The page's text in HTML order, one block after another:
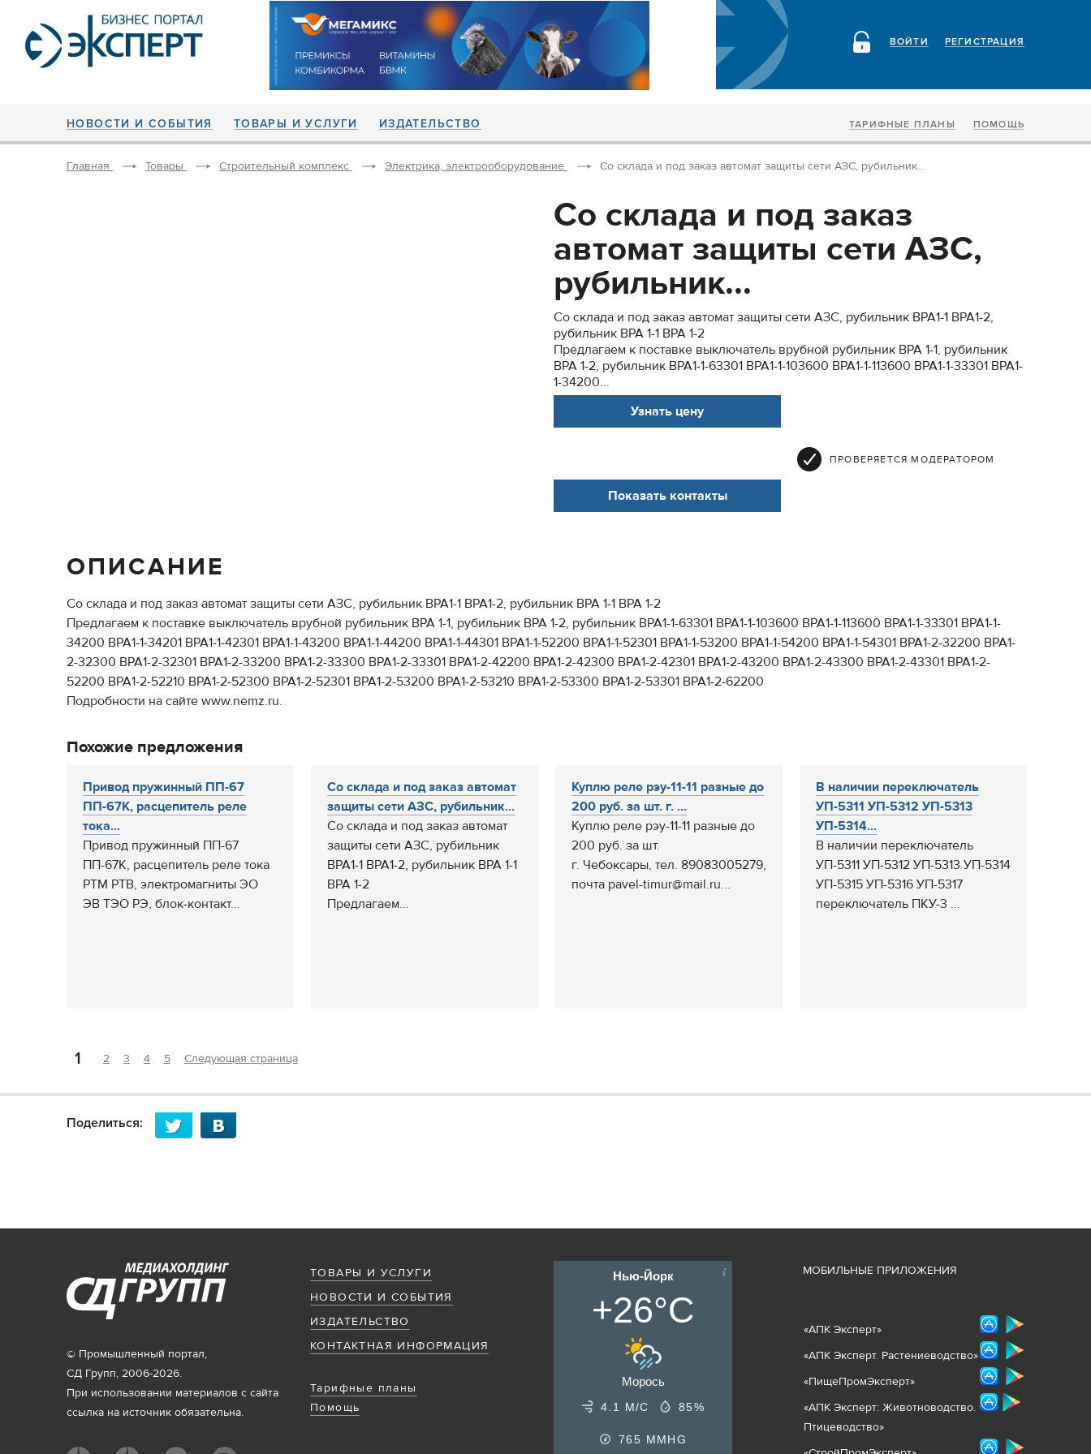
РЕГИСТРАЦИЯ
ВОЙТИ
НОВОСТИ И СОБЫТИЯ ТОВАРЫ И УСЛУГИ ИЗДАТЕЛЬСТВО ТАРИФНЫЕ ПЛАНЫ ПОМОЩЬ
Главная Товары Строительный комплекс Электрика, электрооборудование Со склада и под заказ автомат защиты сети АЗС, рубильник...
Со склада и под заказ
автомат защиты сети АЗС,
рубильник...
Со склада и под заказ автомат защиты сети АЗС, рубильник ВРА1-1 ВРА1-2,
рубильник ВРА 1-1 ВРА 1-2
Предлагаем к поставке выключатель врубной рубильник ВРА 1-1, рубильник
ВРА 1-2, рубильник ВРА1-1-63301 ВРА1-1-103600 ВРА1-1-113600 ВРА1-1-33301 ВРА1-
1-34200...
Узнать цену
ПРОВЕРЯЕТСЯ МОДЕРАТОРОМ
Показать контакты
ОПИСАНИЕ
Со склада и под заказ автомат защиты сети АЗС, рубильник ВРА1-1 ВРА1-2, рубильник ВРА 1-1 ВРА 1-2
Предлагаем к поставке выключатель врубной рубильник ВРА 1-1, рубильник ВРА 1-2, рубильник ВРА1-1-63301 ВРА1-1-103600 ВРА1-1-113600 ВРА1-1-33301 ВРА1-1-
34200 ВРА1-1-34201 ВРА1-1-42301 ВРА1-1-43200 ВРА1-1-44200 ВРА1-1-44301 ВРА1-1-52200 ВРА1-1-52301 ВРА1-1-53200 ВРА1-1-54200 ВРА1-1-54301 ВРА1-2-32200 ВРА1-
2-32300 ВРА1-2-32301 ВРА1-2-33200 ВРА1-2-33300 ВРА1-2-33301 ВРА1-2-42200 ВРА1-2-42300 ВРА1-2-42301 ВРА1-2-43200 ВРА1-2-43300 ВРА1-2-43301 ВРА1-2-
52200 ВРА1-2-52210 ВРА1-2-52300 ВРА1-2-52301 ВРА1-2-53200 ВРА1-2-53210 ВРА1-2-53300 ВРА1-2-53301 ВРА1-2-62200
Подробности на сайте www.nemz.ru.
Похожие предложения
Привод пружинный ПП-67
ПП-67К, расцепитель реле
тока...
Привод пружинный ПП-67
ПП-67К, расцепитель реле тока
РТМ РТВ, электромагниты ЭО
ЭВ ТЭО РЭ, блок-контакт...
Со склада и под заказ автомат
защиты сети АЗС, рубильник...
Со склада и под заказ автомат
защиты сети АЗС, рубильник
ВРА1-1 ВРА1-2, рубильник ВРА 1-1
ВРА 1-2
Предлагаем...
Куплю реле рэу-11-11 разные до
200 руб. за шт. г. ...
Куплю реле рэу-11-11 разные до
200 руб. за шт.
г. Чебоксары, тел. 89083005279,
почта pavel-timur@mail.ru...
В наличии переключатель
УП-5311 УП-5312 УП-5313
УП-5314...
В наличии переключатель
УП-5311 УП-5312 УП-5313 УП-5314
УП-5315 УП-5316 УП-5317
переключатель ПКУ-3 ...
1 2 3 4 5 Следующая страница
Поделиться:
ТОВАРЫ И УСЛУГИ
НОВОСТИ И СОБЫТИЯ
ИЗДАТЕЛЬСТВО
КОНТАКТНАЯ ИНФОРМАЦИЯ
Тарифные планы
Помощь
© Промышленный портал,
СД Групп, 2006-2026.
При использовании материалов с сайта
ссылка на источник обязательна.
Нью-Йорк
+26°C
Морось
4.1 М/С 85%
765 MMHG
МОБИЛЬНЫЕ ПРИЛОЖЕНИЯ
«АПК Эксперт»
«АПК Эксперт. Растениеводство»
«ПищеПромЭксперт»
«АПК Эксперт: Животноводство.
Птицеводство»